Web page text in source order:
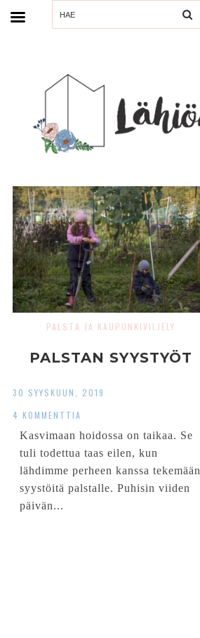
SEARCH
PALSTA JA KAUPUNKIVILJELY
PALSTAN SYYSTYÖT
30 SYYSKUUN, 2019
4 KOMMENTTIA
Kasvimaan hoidossa on taikaa. Se
tuli todettua taas eilen, kun
lähdimme perheen kanssa tekemään
syystöitä palstalle. Puhisin viiden
päivän...